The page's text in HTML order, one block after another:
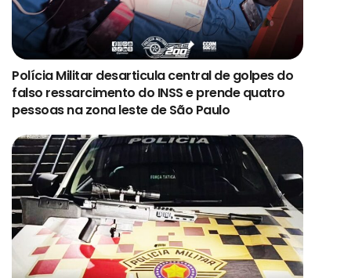
Polícia Militar desarticula central de golpes do
falso ressarcimento do INSS e prende quatro
pessoas na zona leste de São Paulo